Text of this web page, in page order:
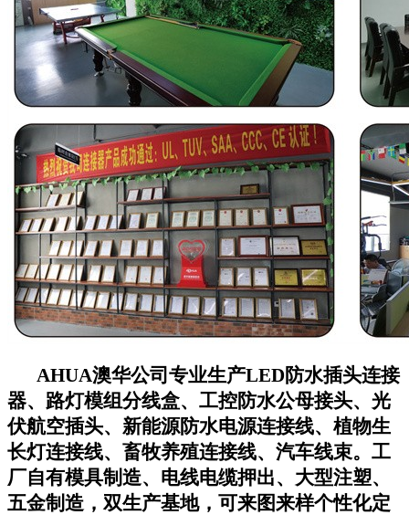
AHUA澳华公司专业生产LED防水插头连接
器、路灯模组分线盒、工控防水公母接头、光
伏航空插头、新能源防水电源连接线、植物生
长灯连接线、畜牧养殖连接线、汽车线束。工
厂自有模具制造、电线电缆押出、大型注塑、
五金制造，双生产基地，可来图来样个性化定